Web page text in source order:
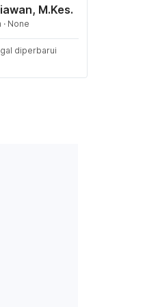
M.Kes.
None
diperbarui